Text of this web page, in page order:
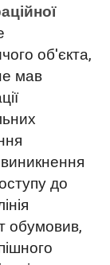
об'єкта,
мав
до
обумовив,